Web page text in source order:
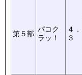
第５部
パコク
ラッ！
４．
３